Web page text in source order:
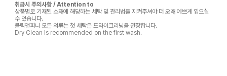
취급시 주의사항 / Attention to
상품별로 기재된 소재에 해당하는 세탁 및 관리법을 지켜주셔야 더 오래 예쁘게 입으실
수 있습니다.
클릭앤퍼니 모든 의류는 첫 세탁은 드라이크리닝을 권장합니다.
Dry Clean is recommended on the first wash.